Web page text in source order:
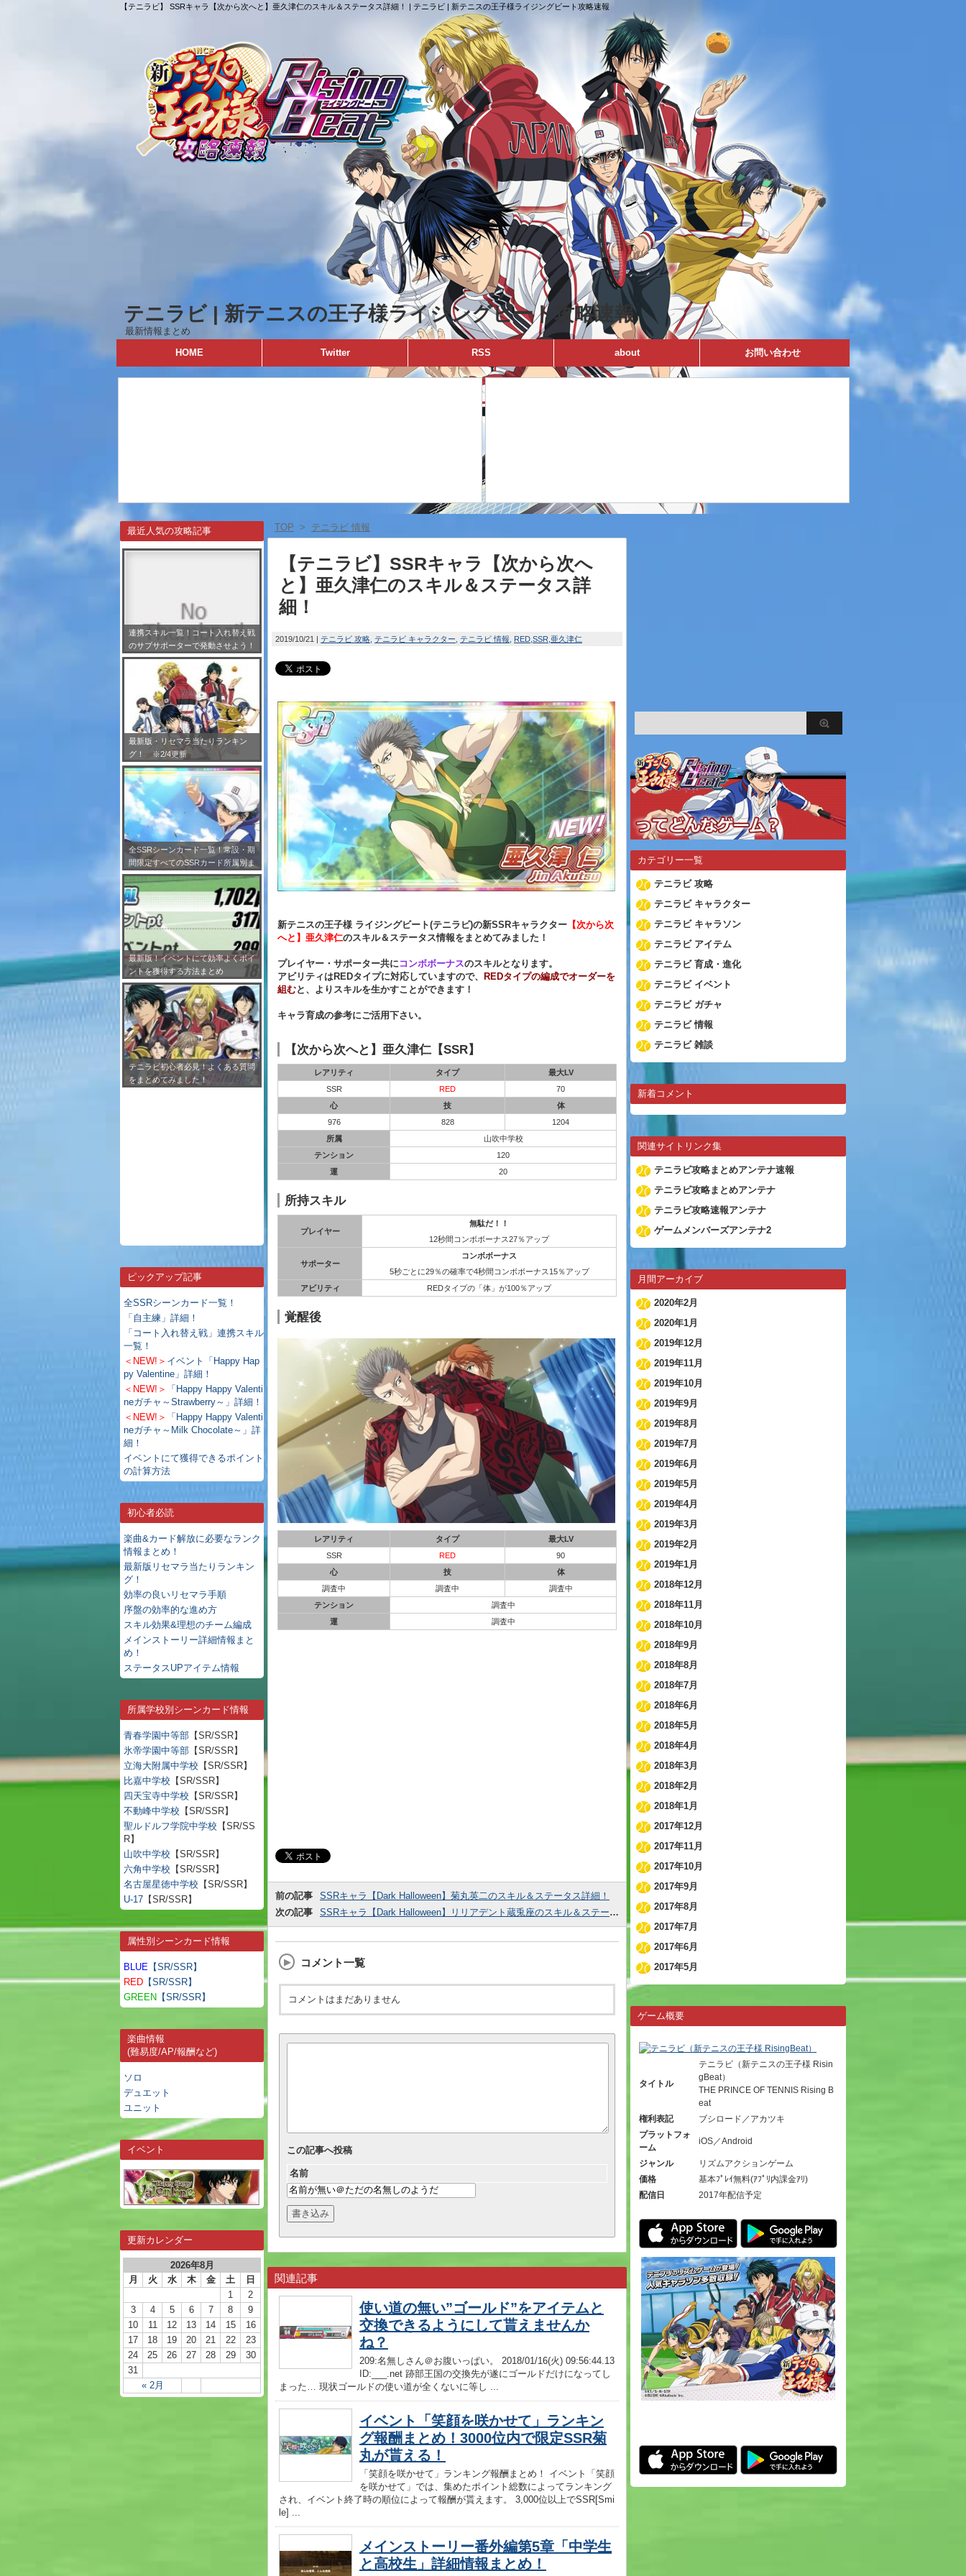
【テニラビ】 SSRキャラ【次から次へと】亜久津仁のスキル＆ステータス詳細！ | テニラビ | 新テニスの王子様ライジングビート攻略速報
テニラビ | 新テニスの王子様ライジングビート攻略速報
最新情報まとめ
HOME
Twitter RSS about お問い合わせ
最近人気の攻略記事
連携スキル一覧！コート入れ替え戦
のサブサポーターで発動させよう！
※7/24更新
最新版・リセマラ当たりランキン
グ！ ※2/4更新
全SSRシーンカード一覧！常設・期
間限定すべてのSSRカード所属別ま
とめ！※2/4更新
最新版！イベントにて効率よくポイ
ントを獲得する方法まとめ
テニラビ初心者必見！よくある質問
をまとめてみました！
ピックアップ記事
全SSRシーンカード一覧！
「自主練」詳細！
「コート入れ替え戦」連携スキル
一覧！
＜NEW!＞ イベント「Happy Hap
py Valentine」詳細！
＜NEW!＞
「Happy Happy Valenti
neガチャ～Strawberry～」詳細！
＜NEW!＞
「Happy Happy Valenti
neガチャ～Milk Chocolate～」詳
細！
イベントにて獲得できるポイント
の計算方法
初心者必読
楽曲&カード解放に必要なランク
情報まとめ！
最新版リセマラ当たりランキン
グ！
効率の良いリセマラ手順
序盤の効率的な進め方
スキル効果&理想のチーム編成
メインストーリー詳細情報まと
め！
ステータスUPアイテム情報
所属学校別シーンカード情報
青春学園中等部 【SR/SSR】
氷帝学園中等部 【SR/SSR】
立海大附属中学校 【SR/SSR】
比嘉中学校 【SR/SSR】
四天宝寺中学校 【SR/SSR】
不動峰中学校 【SR/SSR】
聖ルドルフ学院中学校 【SR/SS
R】
山吹中学校 【SR/SSR】
六角中学校 【SR/SSR】
名古屋星徳中学校 【SR/SSR】
U-17 【SR/SSR】
属性別シーンカード情報
BLUE 【SR/SSR】
RED 【SR/SSR】
GREEN 【SR/SSR】
楽曲情報
(難易度/AP/報酬など)
ソロ
デュエット
ユニット
イベント
更新カレンダー
2026年8月
月
火 水 木 金 土 日
« 2月
1
2
3
4 5 6 7 8
9
10
11 12 13 14 15
16
17
18 19 20 21 22
23
24
25 26 27 28 29
30
31
TOP > テニラビ 情報
【テニラビ】SSRキャラ【次から次へ
と】亜久津仁のスキル＆ステータス詳
細！
2019/10/21 テニラビ 攻略 テニラビ キャラクター テニラビ 情報 RED SSR 亜久津仁
新テニスの王子様 ライジングビート(テニラビ)の新SSRキャラクター 【次から次
へと】亜久津仁のスキル＆ステータス情報をまとめてみました！
プレイヤー・サポーター共にコンボボーナスのスキルとなります。
アビリティはREDタイプに対応していますので、
REDタイプの編成でオーダーを
組むと、よりスキルを生かすことができます！
キャラ育成の参考にご活用下さい。
【次から次へと】亜久津仁【SSR】
レアリティ タイプ
最大LV
SSR
RED
70
心
技
体
976
828
1204
所属
山吹中学校
テンション
120
運
20
所持スキル
プレイヤー
無駄だ！！
12秒間コンボボーナス27％アップ
サポーター
コンボボーナス
5秒ごとに29％の確率で4秒間コンボボーナス15％アップ
アビリティ
REDタイプの「体」が100％アップ
覚醒後
レアリティ タイプ
最大LV
SSR
RED
90
心
技
体
調査中
調査中
調査中
テンション
調査中
運
調査中
前の記事
SSRキャラ【Dark Halloween】菊丸英二のスキル＆ステータス詳細！
次の記事
SSRキャラ【Dark Halloween】リリアデント蔵兎座のスキル＆ステータス詳細！
コメント一覧
コメントはまだありません
この記事へ投稿
名前
関連記事
使い道の無い”ゴールド”をアイテムと
交換できるようにして貰えませんか
ね？
209:名無しさん＠お腹いっぱい。 2018/01/16(火) 09:56:44.13
ID:___.net 跡部王国の交換先が遂にゴールドだけになってし
まった… 現状ゴールドの使い道が全くないに等し ...
イベント「笑顔を咲かせて」ランキン
グ報酬まとめ！3000位内で限定SSR菊
丸が貰える！
「笑顔を咲かせて」ランキング報酬まとめ！ イベント「笑顔
を咲かせて」では、集めたポイント総数によってランキング
され、イベント終了時の順位によって報酬が貰えます。 3,000位以上でSSR[Smi
le] ...
メインストーリー番外編第5章「中学生
と高校生」詳細情報まとめ！
カテゴリー一覧
テニラビ 攻略
テニラビ キャラクター
テニラビ キャラソン
テニラビ アイテム
テニラビ 育成・進化
テニラビ イベント
テニラビ ガチャ
テニラビ 情報
テニラビ 雑談
新着コメント
関連サイトリンク集
テニラビ攻略まとめアンテナ速報
テニラビ攻略まとめアンテナ
テニラビ攻略速報アンテナ
ゲームメンバーズアンテナ2
月間アーカイブ
2020年2月
2020年1月
2019年12月
2019年11月
2019年10月
2019年9月
2019年8月
2019年7月
2019年6月
2019年5月
2019年4月
2019年3月
2019年2月
2019年1月
2018年12月
2018年11月
2018年10月
2018年9月
2018年8月
2018年7月
2018年6月
2018年5月
2018年4月
2018年3月
2018年2月
2018年1月
2017年12月
2017年11月
2017年10月
2017年9月
2017年8月
2017年7月
2017年6月
2017年5月
ゲーム概要
タイトル
テニラビ（新テニスの王子様 Risin
gBeat）
THE PRINCE OF TENNIS Rising B
eat
権利表記
ブシロード／アカツキ
プラットフォ
ーム
iOS／Android
ジャンル
リズムアクションゲーム
価格
基本ﾌﾟﾚｲ無料(ｱﾌﾟﾘ内課金ｱﾘ)
配信日
2017年配信予定